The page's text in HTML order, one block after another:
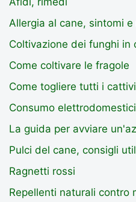
Allergia al cane, sintomi e
Coltivazione dei funghi in
Come coltivare le fragole
Come togliere tutti i
Consumo elettrodomestici
La guida per avviare
Pulci del cane, consigli
Ragnetti rossi
Repellenti naturali contro